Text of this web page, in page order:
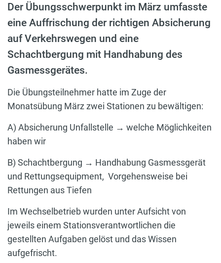
Der Übungsschwerpunkt im März umfasste
eine Auffrischung der richtigen Absicherung
auf Verkehrswegen und eine
Schachtbergung mit Handhabung des
Gasmessgerätes.
Die Übungsteilnehmer hatte im Zuge der
Monatsübung März zwei Stationen zu bewältigen:
A) Absicherung Unfallstelle → welche Möglichkeiten
haben wir
B) Schachtbergung → Handhabung Gasmessgerät
und Rettungsequipment, Vorgehensweise bei
Rettungen aus Tiefen
Im Wechselbetrieb wurden unter Aufsicht von
jeweils einem Stationsverantwortlichen die
gestellten Aufgaben gelöst und das Wissen
aufgefrischt.